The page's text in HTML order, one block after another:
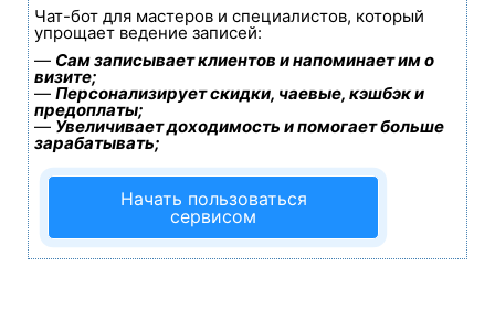
Чат-бот для мастеров и специалистов, который
упрощает ведение записей:
— Сам записывает клиентов и напоминает им о
визите;
— Персонализирует скидки, чаевые, кэшбэк и
предоплаты;
— Увеличивает доходимость и помогает больше
зарабатывать;
Начать пользоваться
сервисом